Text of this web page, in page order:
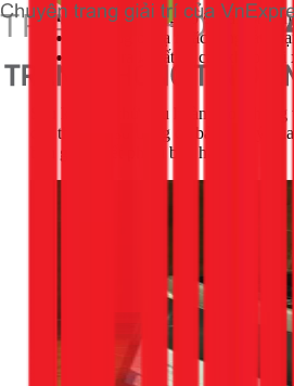
Máy hoạt động có êm ái, ổn
Có tiếng ồn lạ hoặc rung lắc
Kiểm tra lại tất cả các khớp nối
Sau khi mọi thứ đều hoàn hảo, chúng
các thao tác sử dụng cơ bản, lưu ý
bàn giao, viết phiếu bảo hành.